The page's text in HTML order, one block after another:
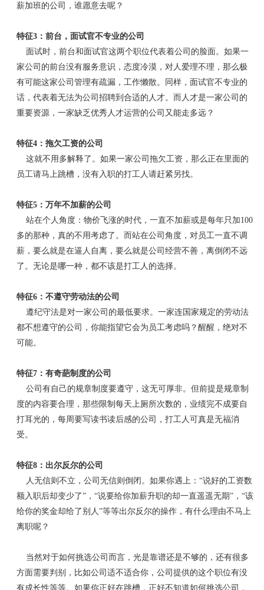
薪加班的公司，谁愿意去呢？
特征3：前台，面试官不专业的公司
面试时，前台和面试官这两个职位代表着公司的脸面。如果一
家公司的前台没有服务意识，态度冷漠，对人爱理不理，那么极
有可能这家公司管理有疏漏，工作懒散。同样，面试官不专业的
话，代表着无法为公司招聘到合适的人才。而人才是一家公司的
重要资源，一家缺乏优秀人才运营的公司又能走多远？
特征4：拖欠工资的公司
这就不用多解释了。如果一家公司拖欠工资，那么正在里面的
员工请马上跳槽，没有入职的打工人请赶紧另找。
特征5：万年不加薪的公司
站在个人角度：物价飞涨的时代，一直不加薪或是每年只加100
多的那种，真的不用考虑了。而站在公司角度，对员工一直不调
薪，要么就是在逼人自离，要么就是公司经营不善，离倒闭不远
了。无论是哪一种，都不该是打工人的选择。
特征6：不遵守劳动法的公司
遵纪守法是对一家公司的最低要求。一家连国家规定的劳动法
都不想遵守的公司，你能指望它会为员工考虑吗？醒醒，绝对不
可能。
特征7：有奇葩制度的公司
公司有自己的规章制度要遵守，这无可厚非。但前提是规章制
度的内容要合理，那些限制每天上厕所次数的，业绩完不成要自
打耳光的，每周要写读书读后感的公司，打工人可真是无福消
受。
特征8：出尔反尔的公司
人无信则不立，公司无信则倒闭。如果你遇上：“说好的工资数
额入职后却变少了”，“说要给你加薪升职的却一直遥遥无期”，“该
给你的奖金却给了别人”等等出尔反尔的操作，有什么理由不马上
离职呢？
当然对于如何挑选公司而言，光是靠谱还是不够的，还有很多
方面需要判别，比如公司适不适合你，公司提供的这个职位有没
有成长性等等。如果你正好在跳槽，正好不知道如何挑选公司，